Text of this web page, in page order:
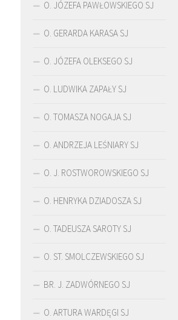
O. JÓZEFA PAWŁOWSKIEGO SJ
O. GERARDA KARASA SJ
O. JÓZEFA OLEKSEGO SJ
O. LUDWIKA ZAPAŁY SJ
O. TOMASZA NOGAJA SJ
O. ANDRZEJA LEŚNIARY SJ
O. J. ROSTWOROWSKIEGO SJ
O. HENRYKA DZIADOSZA SJ
O. TADEUSZA SAROTY SJ
O. ST. SMOLCZEWSKIEGO SJ
BR. J. ZADWÓRNEGO SJ
O. ARTURA WARDĘGI SJ